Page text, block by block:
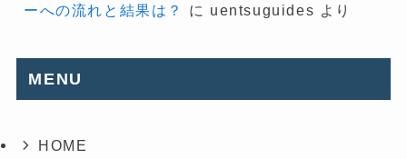
ーへの流れと結果は？
に uentsuguides より
MENU
HOME